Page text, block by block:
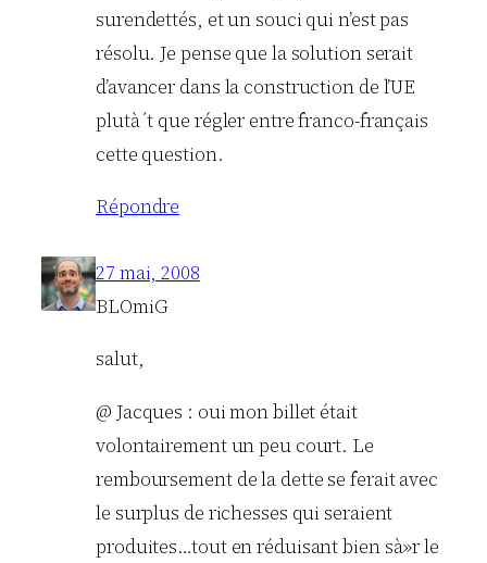
surendettés, et un souci qui n’est pas
résolu. Je pense que la solution serait
d’avancer dans la construction de l’UE
plutà´t que régler entre franco-français
cette question.
Répondre
27 mai, 2008
BLOmiG
salut,
@ Jacques : oui mon billet était
volontairement un peu court. Le
remboursement de la dette se ferait avec
le surplus de richesses qui seraient
produites…tout en réduisant bien sà»r le